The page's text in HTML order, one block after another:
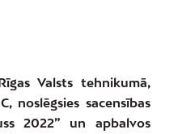
Valsts tehnikumā,
noslēgsies sacensības
2022” un apbalvos